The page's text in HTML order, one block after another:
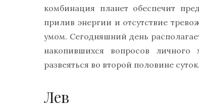
комбинация планет обеспечит
прилив энергии и отсутствие
умом. Сегодняшний день
накопившихся вопросов
развеяться во второй половине суток.
Лев